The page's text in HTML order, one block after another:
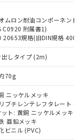
ムロン耐油コンポーネント
C0920 附属書1)
20653規格(旧DIN規格
出しタイプ (2m)
70g
ニッケルメッキ
ブチレンテレフタレート
ト: 黄銅 ニッケルメッキ
亜鉛メッキ
ビニル (PVC)
庫および標
ることをご
価格はお客
様担当のオ
社販売員に
当社販売拠
」をご確認
果を当社の
洩または開
。
以下、 カド
臭化ビフェニル
ニルエーテル類
エチルヘキシ
フタル酸ブチ
ル酸ジブチル
ソブチル
閾値を超える意
。
Cd(カドミウ
リ臭化ビフェ
フェニルエーテ
フタル酸ジ
ブチルベンジ
: 1000ppm
すべてが基
。
務取引許
な手続きを
場合は、完
輸出されな
す。
、ミサイ
たはその他
置等に一切
に販売する
の内容を当
た当社は、
在庫あり
況につ
引先、ま
ロン制御
員にご確